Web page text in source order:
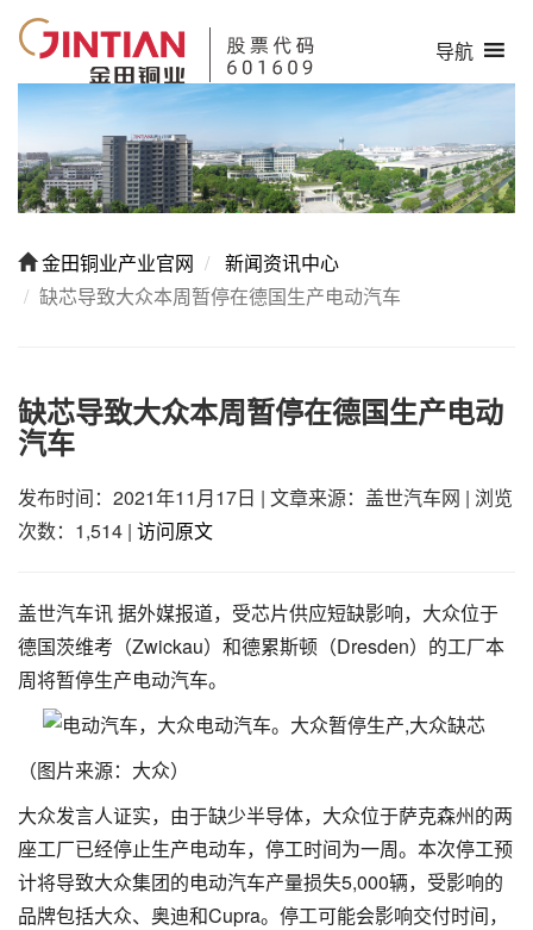
导航
金田铜业产业官网
新闻资讯中心
缺芯导致大众本周暂停在德国生产电动汽车
缺芯导致大众本周暂停在德国生产电动
汽车
发布时间：2021年11月17日 | 文章来源：盖世汽车网 | 浏览
次数：1,514 | 访问原文
盖世汽车讯 据外媒报道，受芯片供应短缺影响，大众位于
德国茨维考（Zwickau）和德累斯顿（Dresden）的工厂本
周将暂停生产电动汽车。
（图片来源：大众）
大众发言人证实，由于缺少半导体，大众位于萨克森州的两
座工厂已经停止生产电动车，停工时间为一周。本次停工预
计将导致大众集团的电动汽车产量损失5,000辆，受影响的
品牌包括大众、奥迪和Cupra。停工可能会影响交付时间，